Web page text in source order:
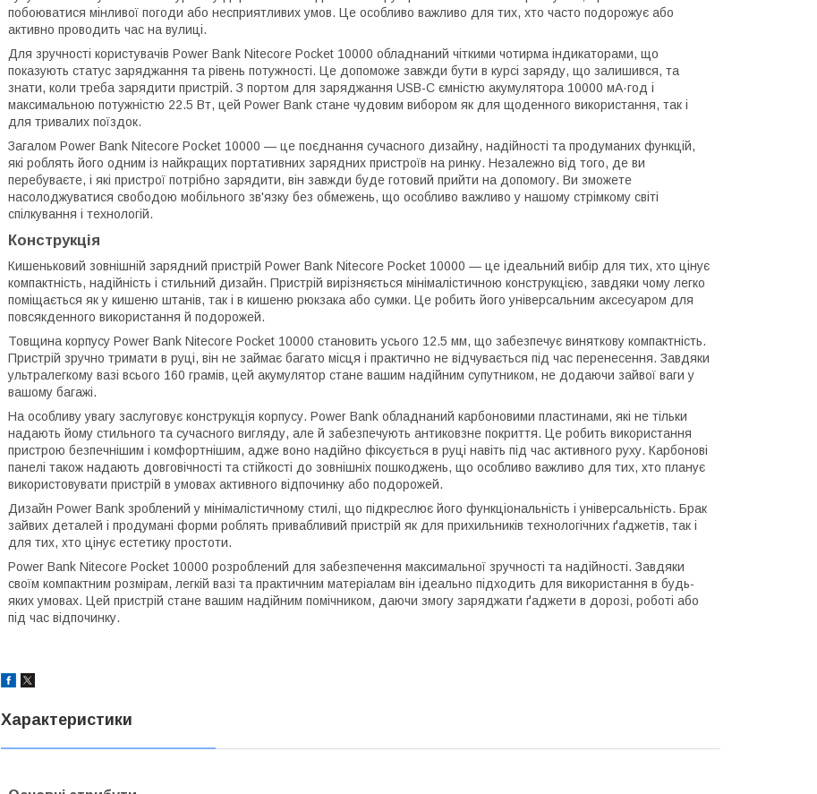
побоюватися мінливої погоди або несприятливих умов. Це особливо важливо для тих, хто часто подорожує або
активно проводить час на вулиці.
Для зручності користувачів Power Bank Nitecore Pocket 10000 обладнаний чіткими чотирма індикаторами, що
показують статус заряджання та рівень потужності. Це допоможе завжди бути в курсі заряду, що залишився, та
знати, коли треба зарядити пристрій. З портом для заряджання USB-C ємністю акумулятора 10000 мА·год і
максимальною потужністю 22.5 Вт, цей Power Bank стане чудовим вибором як для щоденного використання, так і
для тривалих поїздок.
Загалом Power Bank Nitecore Pocket 10000 — це поєднання сучасного дизайну, надійності та продуманих функцій,
які роблять його одним із найкращих портативних зарядних пристроїв на ринку. Незалежно від того, де ви
перебуваєте, і які пристрої потрібно зарядити, він завжди буде готовий прийти на допомогу. Ви зможете
насолоджуватися свободою мобільного зв'язку без обмежень, що особливо важливо у нашому стрімкому світі
спілкування і технологій.
Конструкція
Кишеньковий зовнішній зарядний пристрій Power Bank Nitecore Pocket 10000 — це ідеальний вибір для тих, хто цінує
компактність, надійність і стильний дизайн. Пристрій вирізняється мінімалістичною конструкцією, завдяки чому легко
поміщається як у кишеню штанів, так і в кишеню рюкзака або сумки. Це робить його універсальним аксесуаром для
повсякденного використання й подорожей.
Товщина корпусу Power Bank Nitecore Pocket 10000 становить усього 12.5 мм, що забезпечує виняткову компактність.
Пристрій зручно тримати в руці, він не займає багато місця і практично не відчувається під час перенесення. Завдяки
ультралегкому вазі всього 160 грамів, цей акумулятор стане вашим надійним супутником, не додаючи зайвої ваги у
вашому багажі.
На особливу увагу заслуговує конструкція корпусу. Power Bank обладнаний карбоновими пластинами, які не тільки
надають йому стильного та сучасного вигляду, але й забезпечують антиковзне покриття. Це робить використання
пристрою безпечнішим і комфортнішим, адже воно надійно фіксується в руці навіть під час активного руху. Карбонові
панелі також надають довговічності та стійкості до зовнішніх пошкоджень, що особливо важливо для тих, хто планує
використовувати пристрій в умовах активного відпочинку або подорожей.
Дизайн Power Bank зроблений у мінімалістичному стилі, що підкреслює його функціональність і універсальність. Брак
зайвих деталей і продумані форми роблять привабливий пристрій як для прихильників технологічних ґаджетів, так і
для тих, хто цінує естетику простоти.
Power Bank Nitecore Pocket 10000 розроблений для забезпечення максимальної зручності та надійності. Завдяки
своїм компактним розмірам, легкій вазі та практичним матеріалам він ідеально підходить для використання в будь-
яких умовах. Цей пристрій стане вашим надійним помічником, даючи змогу заряджати ґаджети в дорозі, роботі або
під час відпочинку.
Характеристики